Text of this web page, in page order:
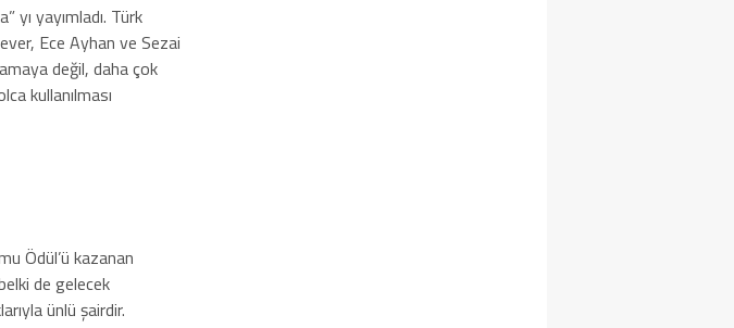
yı yayımladı. Türk
Ece Ayhan ve Sezai
değil, daha çok
kullanılması
Ödül’ü kazanan
de gelecek
ünlü şairdir.